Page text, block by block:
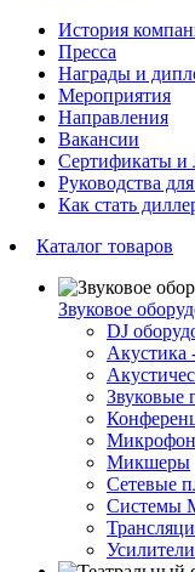
История
Пресса
Награды и
Мероприятия
Направления
Вакансии
Сертификаты и
Руководства
Как стать
Каталог товаров
Звуковое
DJ
Акустика
Звуковые
Микшеры
Сетевые
Системы